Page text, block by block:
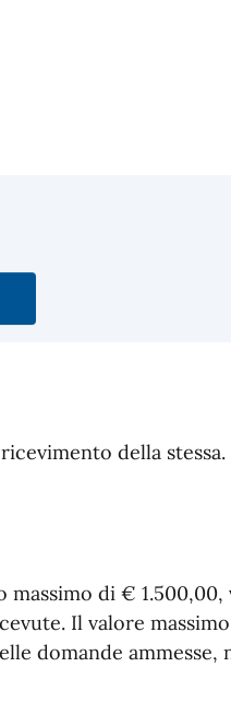
della stessa.
massimo di €
Il valore
domande ammesse,